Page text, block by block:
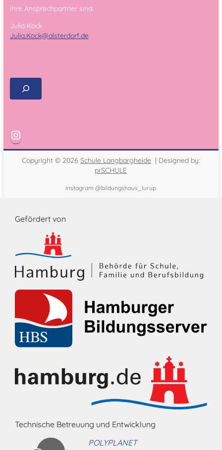
Ihre Ansprechpartner sind:
Julia Kock
Julia.Kock@alsterdorf.de
Copyright © 2026 Schule Langbargheide | Designed by:
prSCHULE
Instagram @bildungshaus_lurup
Gefördert von
Technische Betreuung und Entwicklung
POLYPLANET